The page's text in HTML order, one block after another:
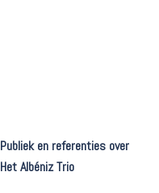
Publiek en referenties over
Het Albéniz Trio